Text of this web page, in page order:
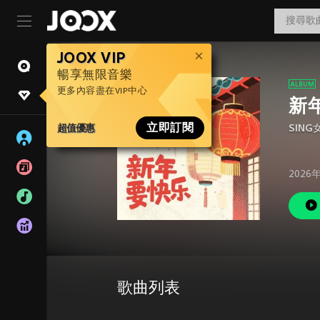
JOOX VIP
暢享無限音樂
更多內容盡在VIP中心
超值優惠 立即訂閱
新
SING
2026
歌曲列表